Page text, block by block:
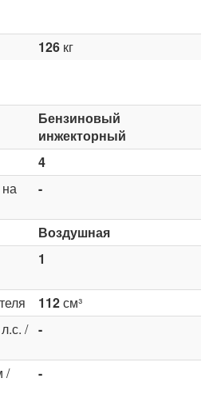
126 кг
Бензиновый
инжекторный
4
-
Воздушная
1
112см³
/ -
/
-